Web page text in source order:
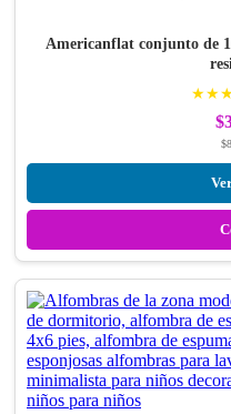
Americanflat conjunto de